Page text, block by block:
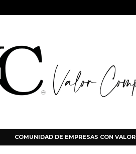
COMUNIDAD DE EMPRESAS CON VALOR